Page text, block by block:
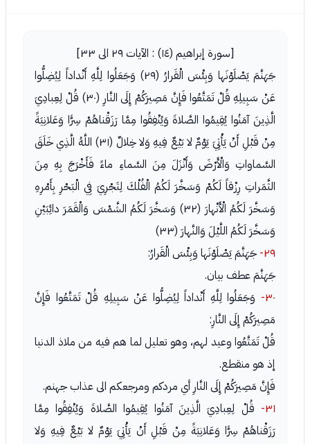
[سورة إبراهيم (١٤) : الآيات ٢٩ الى ٣٣]
جَهَنَّمَ يَصْلَوْنَها وَبِئْسَ الْقَرارُ (٢٩) وَجَعَلُوا لِلَّهِ أَنْداداً لِيُضِلُّوا
عَنْ سَبِيلِهِ قُلْ تَمَتَّعُوا فَإِنَّ مَصِيرَكُمْ إِلَى النَّارِ (٣٠) قُلْ لِعِبادِيَ
الَّذِينَ آمَنُوا يُقِيمُوا الصَّلاةَ وَيُنْفِقُوا مِمَّا رَزَقْناهُمْ سِرًّا وَعَلانِيَةً
مِنْ قَبْلِ أَنْ يَأْتِيَ يَوْمٌ لا بَيْعٌ فِيهِ وَلا خِلالٌ (٣١) اللَّهُ الَّذِي خَلَقَ
السَّماواتِ وَالْأَرْضَ وَأَنْزَلَ مِنَ السَّماءِ ماءً فَأَخْرَجَ بِهِ مِنَ
الثَّمَراتِ رِزْقاً لَكُمْ وَسَخَّرَ لَكُمُ الْفُلْكَ لِتَجْرِيَ فِي الْبَحْرِ بِأَمْرِهِ
وَسَخَّرَ لَكُمُ الْأَنْهارَ (٣٢) وَسَخَّرَ لَكُمُ الشَّمْسَ وَالْقَمَرَ دائِبَيْنِ
وَسَخَّرَ لَكُمُ اللَّيْلَ وَالنَّهارَ (٣٣)
٢٩- جَهَنَّمَ يَصْلَوْنَها وَبِئْسَ الْقَرارُ:
جَهَنَّمَ عطف بيان.
٣٠-
وَجَعَلُوا لِلَّهِ أَنْداداً لِيُضِلُّوا عَنْ سَبِيلِهِ قُلْ تَمَتَّعُوا فَإِنَّ
مَصِيرَكُمْ إِلَى النَّارِ:
قُلْ تَمَتَّعُوا وعيد لهم، وهو تعليل لما هم فيه من ملاذ الدنيا
إذ هو منقطع.
فَإِنَّ مَصِيرَكُمْ إِلَى النَّارِ أي مردكم ومرجعكم الى عذاب جهنم.
٣١-
قُلْ لِعِبادِيَ الَّذِينَ آمَنُوا يُقِيمُوا الصَّلاةَ وَيُنْفِقُوا مِمَّا
رَزَقْناهُمْ سِرًّا وَعَلانِيَةً مِنْ قَبْلِ أَنْ يَأْتِيَ يَوْمٌ لا بَيْعٌ فِيهِ وَلا